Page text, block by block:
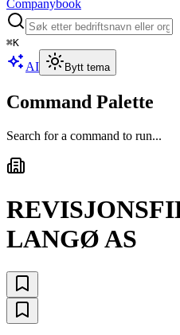
Companybook
⌘K
AI Bytt tema
Command Palette
Search for a command to run...
LANGØ AS